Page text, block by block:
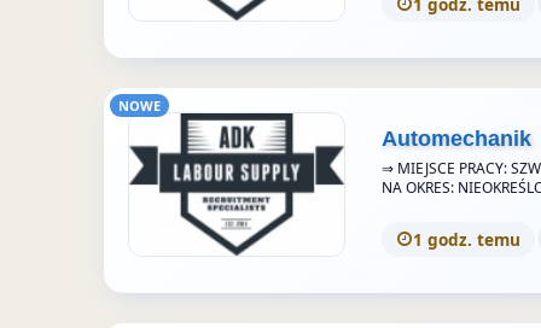
NOWE
Automechanik
⇒ MIEJSCE PRACY:
NA OKRES:
1 godz. temu